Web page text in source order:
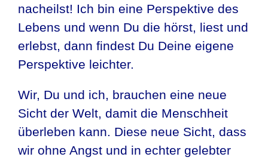
nacheilst! Ich bin eine Perspektive des
Lebens und wenn Du die hörst, liest und
erlebst, dann findest Du Deine eigene
Perspektive leichter.
Wir, Du und ich, brauchen eine neue
Sicht der Welt, damit die Menschheit
überleben kann. Diese neue Sicht, dass
wir ohne Angst und in echter gelebter